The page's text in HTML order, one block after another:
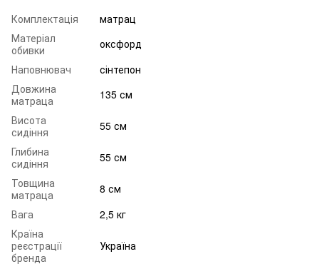
Комплектація
матрац
Матеріал
обивки
оксфорд
Наповнювач
сінтепон
Довжина
матраца
135 см
Висота
сидіння
55 см
Глибина
сидіння
55 см
Товщина
матраца
8 см
Вага
2,5 кг
Країна
реєстрації
бренда
Україна